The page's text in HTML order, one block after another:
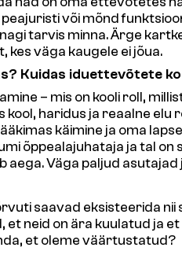
või mõnd
tarvis minna. Ärge
väga kaugele ei jõua.
Kuidas iduettevõtete
– mis on kooli roll,
haridus ja reaalne elu
käimine ja oma
ja tal on
Väga paljud
saavad eksisteerida
neid on ära kuulatud ja
et oleme väärtustatud?